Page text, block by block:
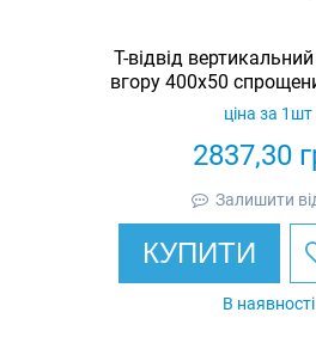
Т-відвід
вгору 400х50
з кришкою
2837,30
ціна за 1шт
Залишити
КУПИТИ
В наявності